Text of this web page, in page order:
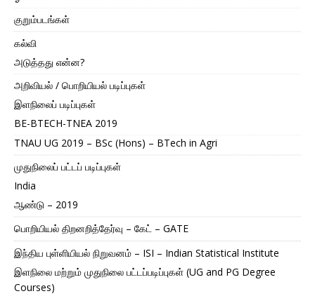
குறும்படங்கள்
கல்வி
அடுத்தது என்ன?
அறிவியல் / பொறியியல் படிப்புகள்
இளநிலைப் படிப்புகள்
BE-BTECH-TNEA 2019
TNAU UG 2019 – BSc (Hons) – BTech in Agri
முதுநிலைப் பட்டப் படிப்புகள்
India
ஆண்டு – 2019
பொறியியல் திறனறித்தேர்வு – கேட் – GATE
இந்திய புள்ளியியல் நிறுவனம் – ISI – Indian Statistical Institute
இளநிலை மற்றும் முதுநிலை பட்டப்படிப்புகள் (UG and PG Degree
Courses)